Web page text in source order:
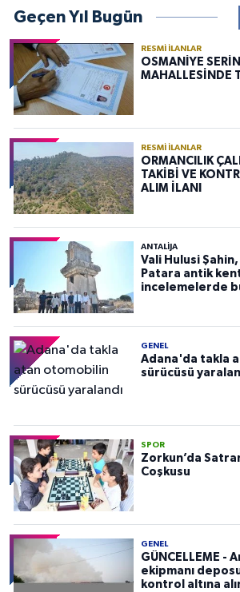
Geçen Yıl Bugün
RESMI İLANLAR
OSMANİYE
MAHALLESİNDE
RESMI İLANLAR
ORMANCILIK
TAKİBİ VE
ALIM İLANI
ANTALIJA
Vali Hulusi
Patara antik
incelemelerde
GENEL
Adana'da takla
sürücüsü
SPOR
Zorkun’da
Coşkusu
GENEL
GÜNCELLEME -
ekipmanı
kontrol altına